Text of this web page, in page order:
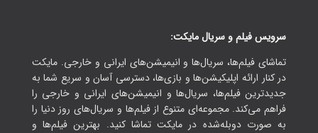
سرویس فیلم و سریال مایکت:
تماشای فیلم‌ها، سریال‌ها و انیمیشن‌های ایرانی و خارجی. مایکت
در کنار ارائه اپلیکیشن‌ها و بازی‌ها، دسترسی آسان و سریع شما به
جدیدترین فیلم‌ها، سریال‌ها و انیمیشن‌های ایرانی و خارجی را
فراهم می‌کند. مجموعه‌ای متنوع از فیلم‌ها و سریال‌های روز دنیا را
به صورت دوبله‌شده در مایکت تماشا کنید. بهترین فیلم‌ها و